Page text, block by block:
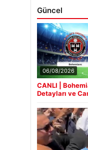
Güncel
06/08/2026
CANLI |
Detayları ve